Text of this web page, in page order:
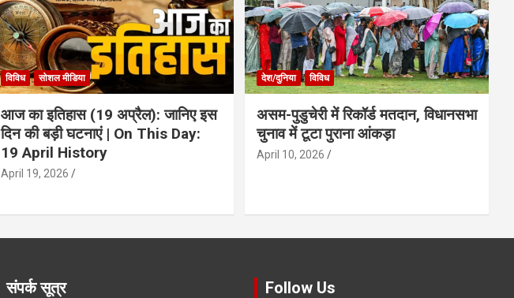
विविध सोशल मीडिया
आज का इतिहास (19 अप्रैल): जानिए इस
दिन की बड़ी घटनाएं | On This Day:
19 April History
April 19, 2026
देश/दुनिया विविध
असम-पुडुचेरी में रिकॉर्ड मतदान, विधानसभा
चुनाव में टूटा पुराना आंकड़ा
April 10, 2026
संपर्क सूत्र Follow Us